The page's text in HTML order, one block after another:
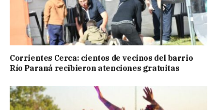
Corrientes Cerca: cientos de vecinos del barrio
Río Paraná recibieron atenciones gratuitas